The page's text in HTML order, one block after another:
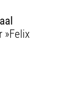
»Felix